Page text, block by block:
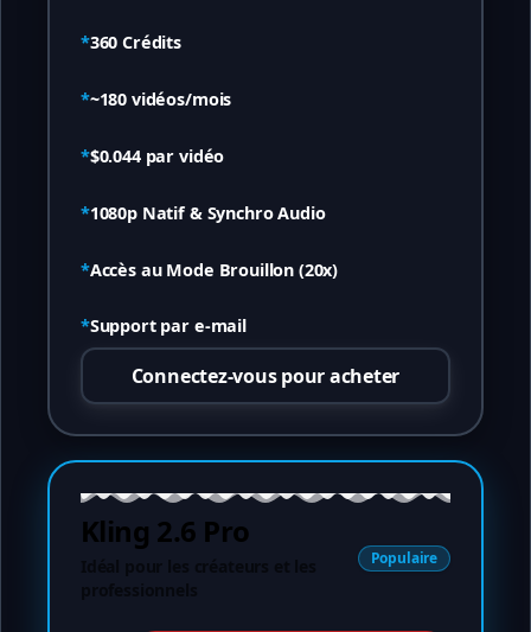
*360 Crédits
*~180 vidéos/mois
*$0.044 par vidéo
*1080p Natif & Synchro Audio
*Accès au Mode Brouillon (20x)
*Support par e-mail
Connectez-vous pour acheter
Kling 2.6 Pro
Populaire